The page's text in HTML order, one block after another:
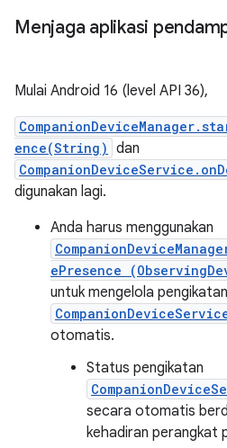
Menjaga aplikasi
Mulai Android 16 (level API 36),
ence(String) dan
digunakan lagi.
Anda harus menggunakan
ePresence
untuk mengelola pengikatan
otomatis.
Status pengikatan
secara otomatis
kehadiran perangkat